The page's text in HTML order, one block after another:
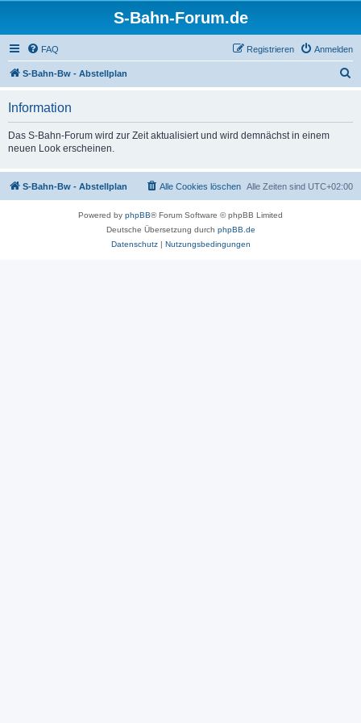
S-Bahn-Forum.de
FAQ Anmelden
Registrieren
S-Bahn-Bw - Abstellplan
Information
Das S-Bahn-Forum wird zur Zeit aktualisiert und wird demnächst in einem
neuen Look erscheinen.
S-Bahn-Bw - Abstellplan Alle Zeiten sind UTC+02:00
Alle Cookies löschen
Powered by phpBB® Forum Software © phpBB Limited
Deutsche Übersetzung durch phpBB.de
Datenschutz| Nutzungsbedingungen